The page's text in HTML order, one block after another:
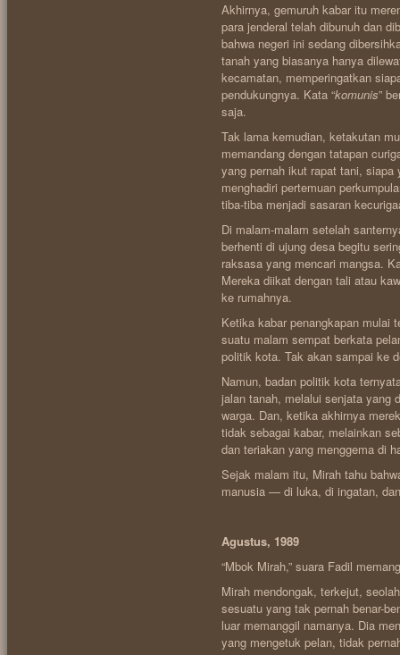
Akhirnya, gemuruh kabar itu
para jenderal telah dibunuh dan
bahwa negeri ini sedang
tanah yang biasanya hanya
kecamatan, memperingatkan
pendukungnya. Kata “komunis”
saja.
Tak lama kemudian, ketakutan
memandang dengan tatapan
yang pernah ikut rapat tani,
menghadiri pertemuan
tiba-tiba menjadi sasaran
Di malam-malam setelah
berhenti di ujung desa begitu
raksasa yang mencari mangsa.
Mereka diikat dengan tali atau
ke rumahnya.
Ketika kabar penangkapan mulai
suatu malam sempat berkata
politik kota. Tak akan sampai ke
Namun, badan politik kota
jalan tanah, melalui senjata yang
warga. Dan, ketika akhirnya
tidak sebagai kabar, melainkan
dan teriakan yang menggema di
Sejak malam itu, Mirah tahu
manusia — di luka, di ingatan,
Agustus, 1989
“Mbok Mirah,” suara Fadil
Mirah mendongak, terkejut,
sesuatu yang tak pernah benar-
luar memanggil namanya. Dia
yang mengetuk pelan, tidak